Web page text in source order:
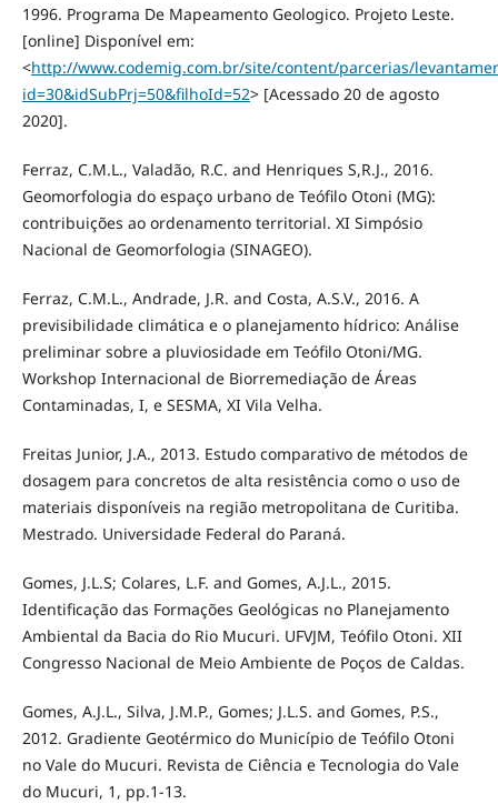
1996. Programa De Mapeamento Geologico. Projeto Leste.
[online] Disponível em:
<http://www.codemig.com.br/site/content/parcerias/
id=30&idSubPrj=50&filhoId=52> [Acessado 20 de agosto
2020].
Ferraz, C.M.L., Valadão, R.C. and Henriques S,R.J., 2016.
Geomorfologia do espaço urbano de Teófilo Otoni (MG):
contribuições ao ordenamento territorial. XI Simpósio
Nacional de Geomorfologia (SINAGEO).
Ferraz, C.M.L., Andrade, J.R. and Costa, A.S.V., 2016. A
previsibilidade climática e o planejamento hídrico: Análise
preliminar sobre a pluviosidade em Teófilo Otoni/MG.
Workshop Internacional de Biorremediação de Áreas
Contaminadas, I, e SESMA, XI Vila Velha.
Freitas Junior, J.A., 2013. Estudo comparativo de métodos de
dosagem para concretos de alta resistência como o uso de
materiais disponíveis na região metropolitana de Curitiba.
Mestrado. Universidade Federal do Paraná.
Gomes, J.L.S; Colares, L.F. and Gomes, A.J.L., 2015.
Identificação das Formações Geológicas no Planejamento
Ambiental da Bacia do Rio Mucuri. UFVJM, Teófilo Otoni. XII
Congresso Nacional de Meio Ambiente de Poços de Caldas.
Gomes, A.J.L., Silva, J.M.P., Gomes; J.L.S. and Gomes, P.S.,
2012. Gradiente Geotérmico do Município de Teófilo Otoni
no Vale do Mucuri. Revista de Ciência e Tecnologia do Vale
do Mucuri, 1, pp.1-13.